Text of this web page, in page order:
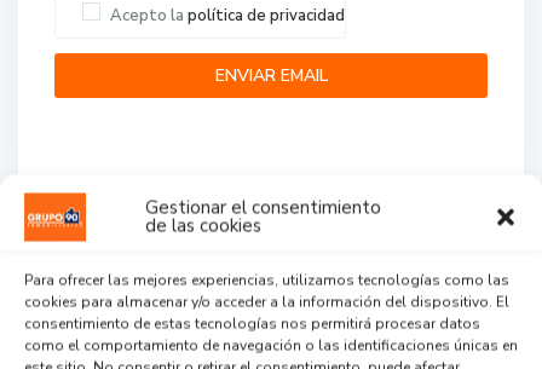
Gestionar el consentimiento
de las cookies
Para ofrecer las mejores experiencias, utilizamos tecnologías como las
cookies para almacenar y/o acceder a la información del dispositivo. El
consentimiento de estas tecnologías nos permitirá procesar datos
como el comportamiento de navegación o las identificaciones únicas en
Acepto la política de privacidad
...